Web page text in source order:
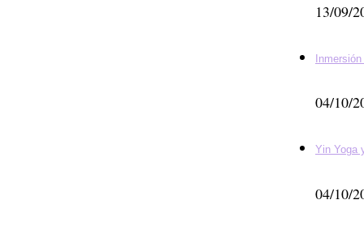
13/09/
04/10/
Yin Yoga
04/10/